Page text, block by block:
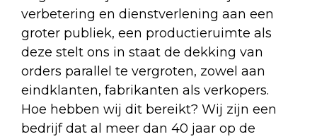
verbetering en dienstverlening aan een
groter publiek, een productieruimte als
deze stelt ons in staat de dekking van
orders parallel te vergroten, zowel aan
eindklanten, fabrikanten als verkopers.
Hoe hebben wij dit bereikt? Wij zijn een
bedrijf dat al meer dan 40 jaar op de